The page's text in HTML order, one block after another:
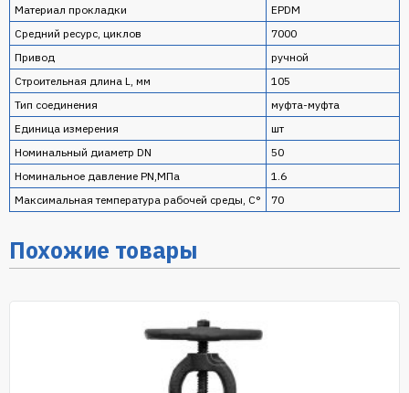
Материал прокладки
EPDM
Средний ресурс, циклов
7000
Привод
ручной
Строительная длина L, мм
105
Тип соединения
муфта-муфта
Единица измерения
шт
Номинальный диаметр DN
50
Номинальное давление PN,МПа
1.6
Максимальная температура рабочей среды, С°
70
Похожие товары